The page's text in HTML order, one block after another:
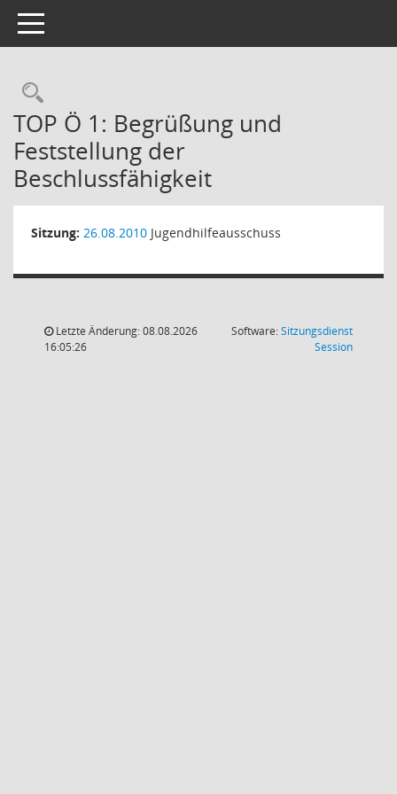
Toggle navigation
Rechercheauswahl
TOP Ö 1: Begrüßung und
Feststellung der
Beschlussfähigkeit
Sitzung: 26.08.2010 Jugendhilfeausschuss
Letzte Änderung: 08.08.2026
16:05:26
Software:Sitzungsdienst
Session(Wird in